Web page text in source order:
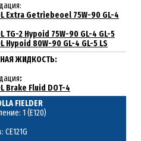
Extra Getriebeoel 75W-90 GL-4
TG-2 Hypoid 75W-90 GL-4 GL-5
Hypoid 80W-90 GL-4 GL-5 LS
ЖИДКОСТЬ:
:
Brake Fluid DOT-4
FIELDER
1 (E120)
CE121G